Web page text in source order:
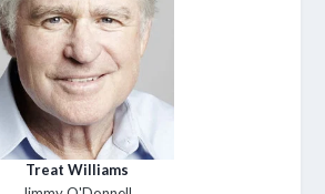
Treat Williams